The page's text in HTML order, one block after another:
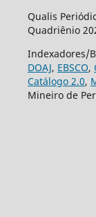
Qualis
Quadriênio
Indexadores/
DOAJ, EBSCO,
Catálogo 2.0,
Mineiro de